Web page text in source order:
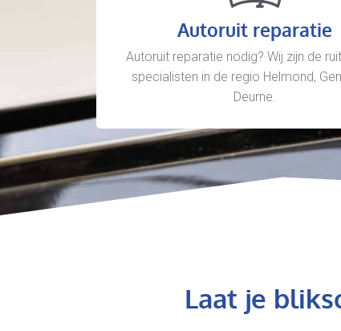
Autoruit reparatie
Autoruit reparatie nodig? Wij zijn de
specialisten in de regio Helmond,
Deurne.
Laat je